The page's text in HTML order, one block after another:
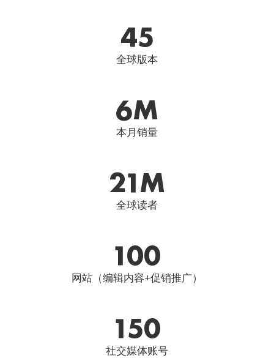
45
全球版本
6M
本月销量
21 M
全球读者
100
网站（编辑内容+促销推广）
150
社交媒体账号